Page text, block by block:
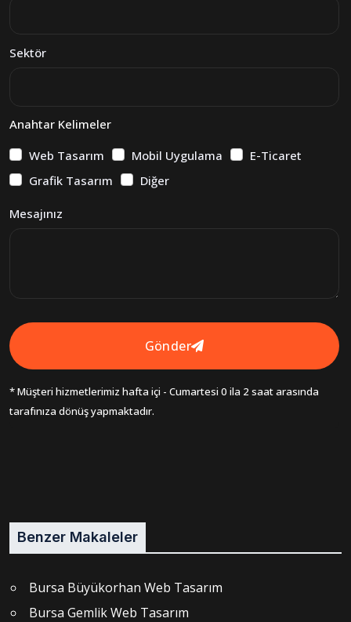
Sektör
Anahtar Kelimeler
Web Tasarım
Mobil Uygulama
E-Ticaret
Grafik Tasarım
Diğer
Mesajınız
Gönder
* Müşteri hizmetlerimiz hafta içi - Cumartesi 0 ila 2 saat arasında
tarafınıza dönüş yapmaktadır.
Benzer Makaleler
Bursa Büyükorhan Web Tasarım
Bursa Gemlik Web Tasarım